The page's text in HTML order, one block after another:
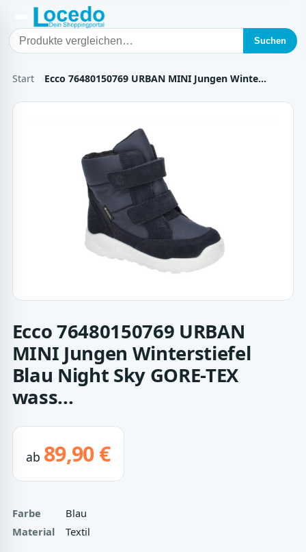
Suchen
Start Ecco 76480150769 URBAN MINI Jungen Winte…
Ecco 76480150769 URBAN
MINI Jungen Winterstiefel
Blau Night Sky GORE-TEX
wass...
ab 89,90 €
Farbe
Blau
Material
Textil